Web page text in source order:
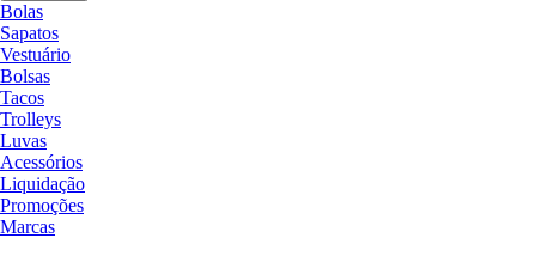
Bolas
Sapatos
Vestuário
Bolsas
Tacos
Trolleys
Luvas
Acessórios
Liquidação
Promoções
Marcas